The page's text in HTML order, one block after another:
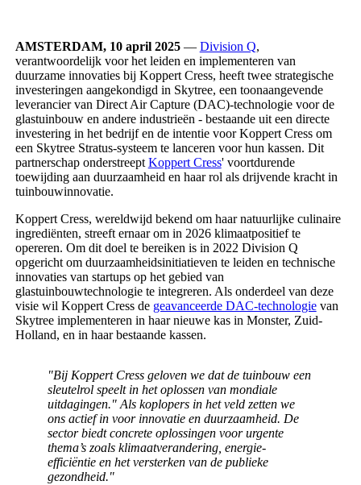
AMSTERDAM, 10 april 2025— Division Q,
verantwoordelijk voor het leiden en implementeren van
duurzame innovaties bij Koppert Cress, heeft twee strategische
investeringen aangekondigd in Skytree, een toonaangevende
leverancier van Direct Air Capture (DAC)-technologie voor de
glastuinbouw en andere industrieën - bestaande uit een directe
investering in het bedrijf en de intentie voor Koppert Cress om
een Skytree Stratus-systeem te lanceren voor hun kassen. Dit
partnerschap onderstreept Koppert Cress' voortdurende
toewijding aan duurzaamheid en haar rol als drijvende kracht in
tuinbouwinnovatie.
Koppert Cress, wereldwijd bekend om haar natuurlijke culinaire
ingrediënten, streeft ernaar om in 2026 klimaatpositief te
opereren. Om dit doel te bereiken is in 2022 Division Q
opgericht om duurzaamheidsinitiatieven te leiden en technische
innovaties van startups op het gebied van
glastuinbouwtechnologie te integreren. Als onderdeel van deze
visie wil Koppert Cress de geavanceerde DAC-technologievan
Skytree implementeren in haar nieuwe kas in Monster, Zuid-
Holland, en in haar bestaande kassen.
"Bij Koppert Cress geloven we dat de tuinbouw een
sleutelrol speelt in het oplossen van mondiale
uitdagingen." Als koplopers in het veld zetten we
ons actief in voor innovatie en duurzaamheid. De
sector biedt concrete oplossingen voor urgente
thema’s zoals klimaatverandering, energie-
efficiëntie en het versterken van de publieke
gezondheid."